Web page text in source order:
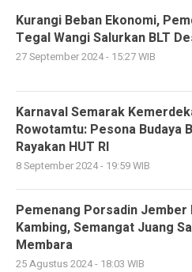
Kurangi Beban Ekonomi,
Tegal Wangi Salurkan BLT
27 September 2024 - 15:27 WIB
Karnaval Semarak
Rowotamtu: Pesona Budaya
Rayakan HUT RI
8 September 2024 - 19:59 WIB
Pemenang Porsadin Jember
Kambing, Semangat Juang
Membara
25 Agustus 2024 - 18:03 WIB